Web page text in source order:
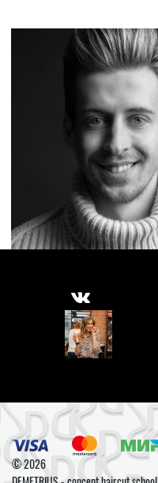
© 2026